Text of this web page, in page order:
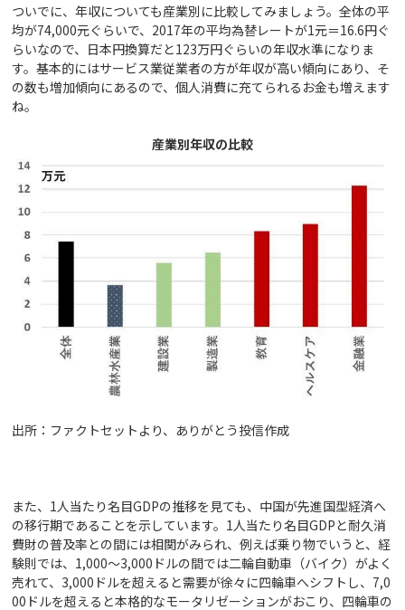
ついでに、年収についても産業別に比較してみましょう。全体の平
均が74,000元ぐらいで、2017年の平均為替レートが1元＝16.6円ぐ
らいなので、日本円換算だと123万円ぐらいの年収水準になりま
す。基本的にはサービス業従業者の方が年収が高い傾向にあり、そ
の数も増加傾向にあるので、個人消費に充てられるお金も増えます
ね。
産業別年収の比較
出所：ファクトセットより、ありがとう投信作成
また、1人当たり名目GDPの推移を見ても、中国が先進国型経済へ
の移行期であることを示しています。1人当たり名目GDPと耐久消
費財の普及率との間には相関がみられ、例えば乗り物でいうと、経
験則では、1,000～3,000ドルの間では二輪自動車（バイク）がよく
売れて、3,000ドルを超えると需要が徐々に四輪車へシフトし、7,0
00ドルを超えると本格的なモータリゼーションがおこり、四輪車の